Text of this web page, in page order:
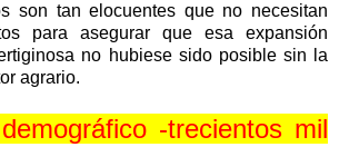
son tan elocuentes que no necesitan
para asegurar que esa expansión
no hubiese sido posible sin la
agrario.
-trecientos mil